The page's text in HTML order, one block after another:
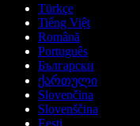
Türkçe
Tiếng Việt
Română
Português
Български
ქართული
Slovenčina
Slovenščina
Eesti